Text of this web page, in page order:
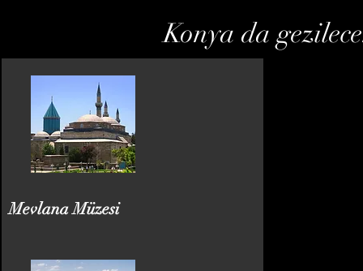
Konya da
Mevlana Müzesi